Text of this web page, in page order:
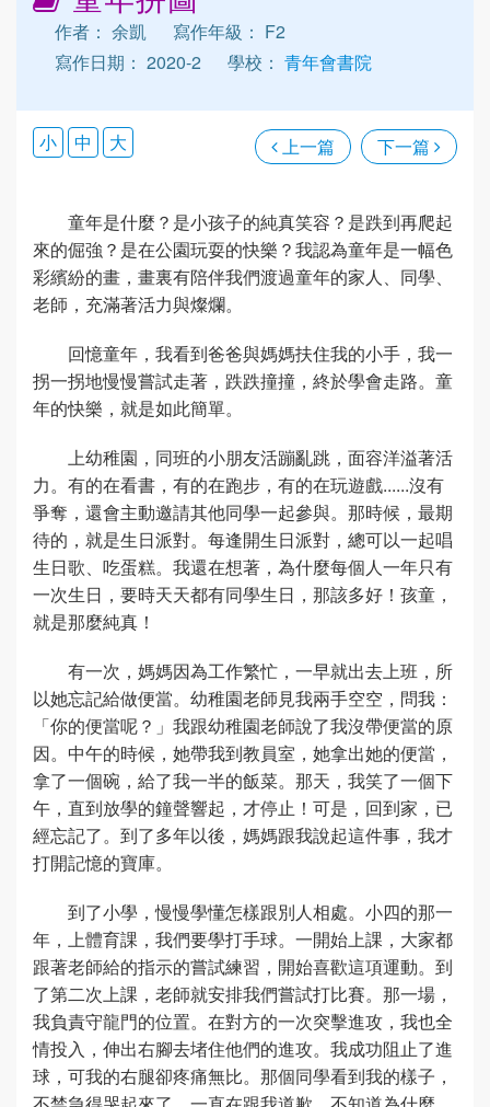
作者： 余凱
寫作年級： F2
寫作日期： 2020-2
學校： 青年會書院
上一篇 下一篇
小 中 大
童年是什麼？是小孩子的純真笑容？是跌到再爬起
來的倔強？是在公園玩耍的快樂？我認為童年是一幅色
彩繽紛的畫，畫裏有陪伴我們渡過童年的家人、同學、
老師，充滿著活力與燦爛。
回憶童年，我看到爸爸與媽媽扶住我的小手，我一
拐一拐地慢慢嘗試走著，跌跌撞撞，終於學會走路。童
年的快樂，就是如此簡單。
上幼稚園，同班的小朋友活蹦亂跳，面容洋溢著活
力。有的在看書，有的在跑步，有的在玩遊戲......沒有
爭奪，還會主動邀請其他同學一起參與。那時候，最期
待的，就是生日派對。每逢開生日派對，總可以一起唱
生日歌、吃蛋糕。我還在想著，為什麼每個人一年只有
一次生日，要時天天都有同學生日，那該多好！孩童，
就是那麼純真！
有一次，媽媽因為工作繁忙，一早就出去上班，所
以她忘記給做便當。幼稚園老師見我兩手空空，問我：
「你的便當呢？」我跟幼稚園老師說了我沒帶便當的原
因。中午的時候，她帶我到教員室，她拿出她的便當，
拿了一個碗，給了我一半的飯菜。那天，我笑了一個下
午，直到放學的鐘聲響起，才停止！可是，回到家，已
經忘記了。到了多年以後，媽媽跟我說起這件事，我才
打開記憶的寶庫。
到了小學，慢慢學懂怎樣跟別人相處。小四的那一
年，上體育課，我們要學打手球。一開始上課，大家都
跟著老師給的指示的嘗試練習，開始喜歡這項運動。到
了第二次上課，老師就安排我們嘗試打比賽。那一場，
我負責守龍門的位置。在對方的一次突擊進攻，我也全
情投入，伸出右腳去堵住他們的進攻。我成功阻止了進
球，可我的右腿卻疼痛無比。那個同學看到我的樣子，